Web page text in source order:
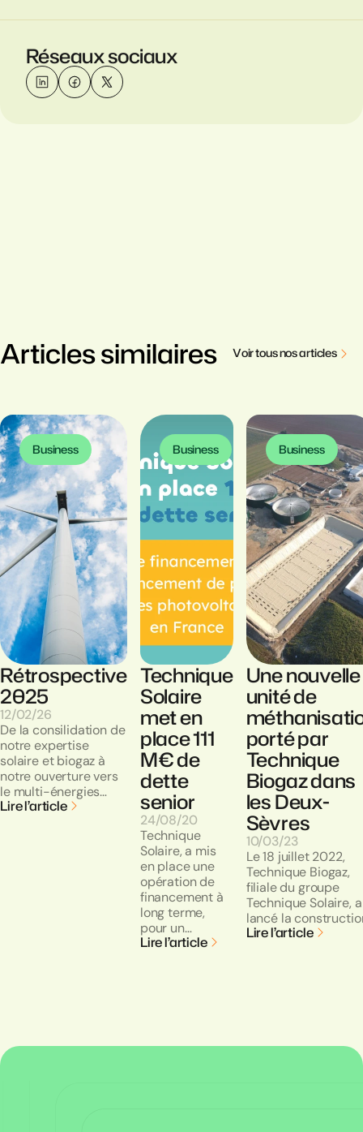
Réseaux sociaux
Articles similaires Voirtousnosarticles
Business
Rétrospective
2025
12/02/26
De la consilidation de
notre expertise
solaire et biogaz à
notre ouverture vers
le multi-énergies…
Lire l’article
Business
Technique
Solaire
met en
place 111
M€ de
dette
senior
24/08/20
Technique
Solaire, a mis
en place une
opération de
financement à
long terme,
pour un…
Lire l’article
Business
Une nouvelle
unité de
porté par
Technique
Biogaz dans
les Deux-
Sèvres
10/03/23
Le 18 juillet 2022,
Technique Biogaz,
filiale du groupe
Technique Solaire, a
lancé la
Lire l’article